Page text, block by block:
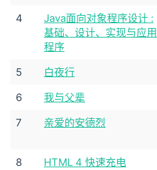
4
Java面向对象程序设计 :
基础、设计、实现与应用
程序
5 白夜行
6
我与父辈
7
亲爱的安德烈
8 HTML 4 快速充电